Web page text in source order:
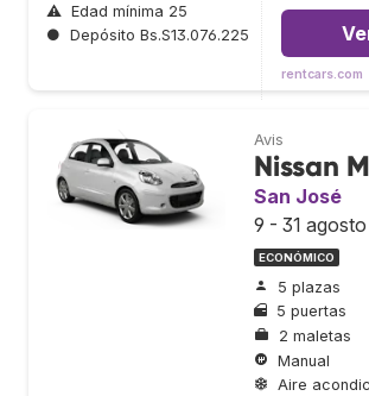
⚠ Edad mínima 25
● Depósito Bs.S13.076.225
rentcars.com
Avis
Nissan
San José
9 - 31 agosto
ECONÓMICO
5 plazas
5 puertas
2 maletas
Manual
Aire